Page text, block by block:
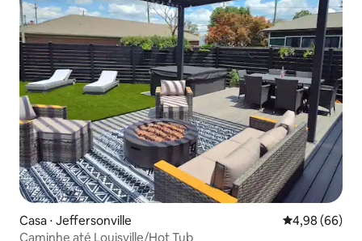
Casa ⋅ Jeffersonville 4,98 de uma
4,98 (66)
Caminhe até Louisville/Hot Tub